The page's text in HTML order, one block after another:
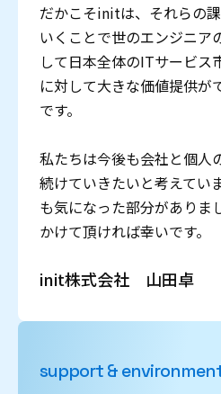
だかこそinitは、それらの
いくことで世のエンジニア
して日本全体のITサービス
に対して大きな価値提供が
です。
私たちは今後も会社と個人
続けていきたいと考えてい
も気になった部分がありま
かけて頂ければ幸いです。
init株式会社 山田卓
support&environmen